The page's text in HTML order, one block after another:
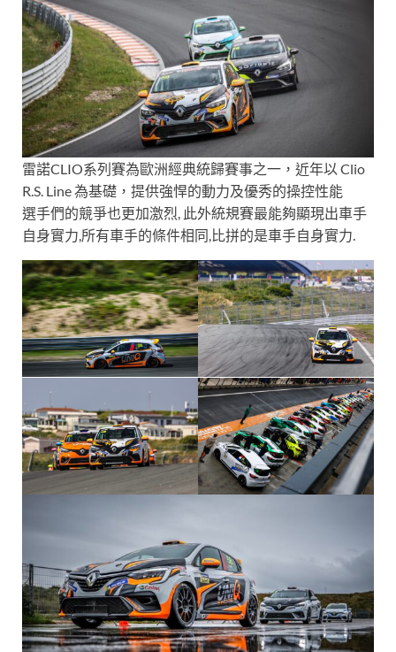
雷諾CLIO系列賽為歐洲經典統歸賽事之一，近年以 Clio
R.S. Line 為基礎，提供強悍的動力及優秀的操控性能
選手們的競爭也更加激烈, 此外統規賽最能夠顯現出車手
自身實力,所有車手的條件相同,比拼的是車手自身實力.